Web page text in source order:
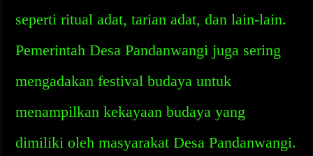
seperti ritual adat, tarian adat, dan lain-lain.
Pemerintah Desa Pandanwangi juga sering
mengadakan festival budaya untuk
menampilkan kekayaan budaya yang
dimiliki oleh masyarakat Desa Pandanwangi.